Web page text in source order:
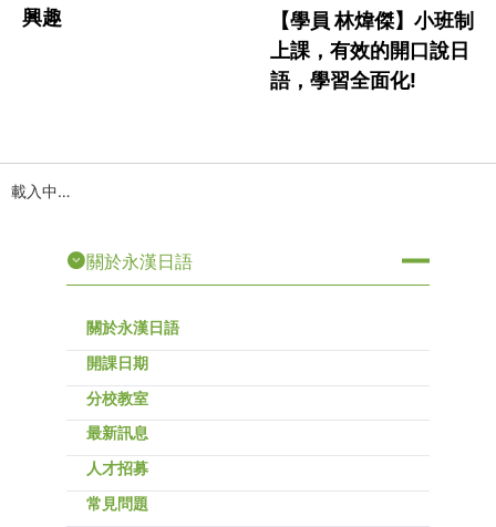
興趣
【學員 林煒傑】小班制
上課，有效的開口說日
語，學習全面化!
載入中…
關於永漢日語
關於永漢日語
開課日期
分校教室
最新訊息
人才招募
常見問題